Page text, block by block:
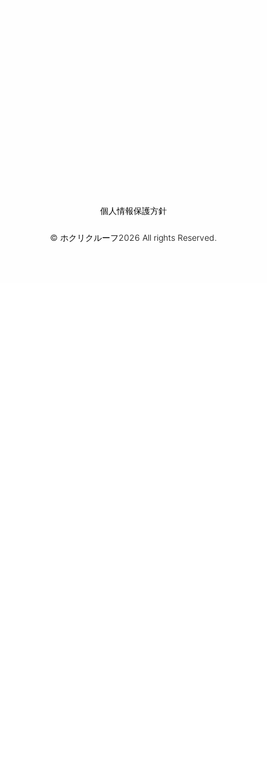
個人情報保護方針
© ホクリクルーフ2026 All rights Reserved.